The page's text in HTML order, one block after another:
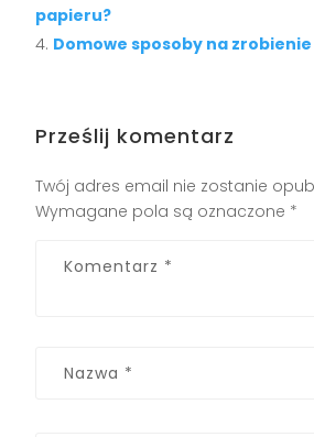
papieru?
Domowe sposoby na
Prześlij komentarz
Twój adres email nie zostanie
Wymagane pola są oznaczone *